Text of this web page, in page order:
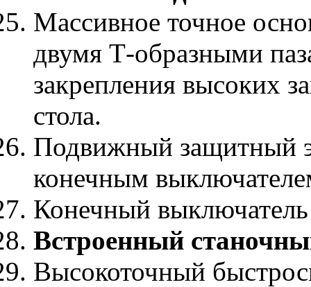
Массивное точное
двумя Т-образными
закрепления высоких
стола.
Подвижный защитный
конечным
Конечный
Встроенный
Высокоточный